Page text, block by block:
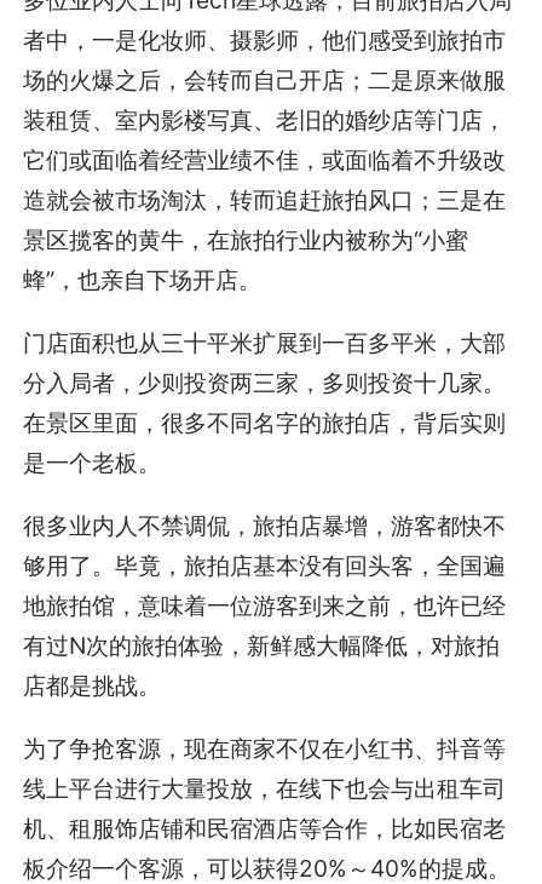
者中，一是化妆师、摄影师，他们感受到旅拍市
场的火爆之后，会转而自己开店；二是原来做服
装租赁、室内影楼写真、老旧的婚纱店等门店，
它们或面临着经营业绩不佳，或面临着不升级改
造就会被市场淘汰，转而追赶旅拍风口；三是在
景区揽客的黄牛，在旅拍行业内被称为“小蜜
蜂”，也亲自下场开店。
门店面积也从三十平米扩展到一百多平米，大部
分入局者，少则投资两三家，多则投资十几家。
在景区里面，很多不同名字的旅拍店，背后实则
是一个老板。
很多业内人不禁调侃，旅拍店暴增，游客都快不
够用了。毕竟，旅拍店基本没有回头客，全国遍
地旅拍馆，意味着一位游客到来之前，也许已经
有过N次的旅拍体验，新鲜感大幅降低，对旅拍
店都是挑战。
为了争抢客源，现在商家不仅在小红书、抖音等
线上平台进行大量投放，在线下也会与出租车司
机、租服饰店铺和民宿酒店等合作，比如民宿老
板介绍一个客源，可以获得20%～40%的提成。